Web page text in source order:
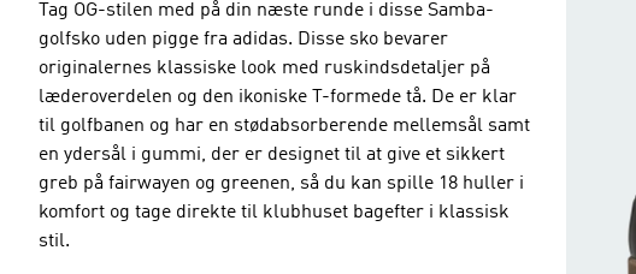
Tag OG-stilen med på din næste runde i disse Samba-
golfsko uden pigge fra adidas. Disse sko bevarer
originalernes klassiske look med ruskindsdetaljer på
læderoverdelen og den ikoniske T-formede tå. De er klar
til golfbanen og har en stødabsorberende mellemsål samt
en ydersål i gummi, der er designet til at give et sikkert
greb på fairwayen og greenen, så du kan spille 18 huller i
komfort og tage direkte til klubhuset bagefter i klassisk
stil.